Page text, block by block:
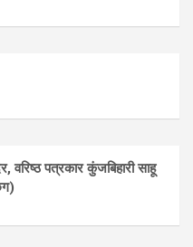
पत्रकार कुंजबिहारी साहू